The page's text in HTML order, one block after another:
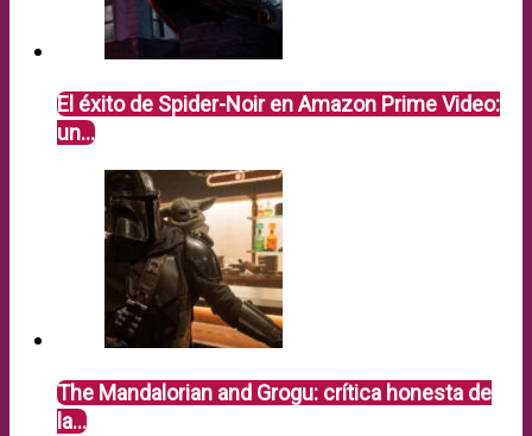
El éxito de Spider-Noir en Amazon Prime Video:
un…
The Mandalorian and Grogu: crítica honesta de
la…